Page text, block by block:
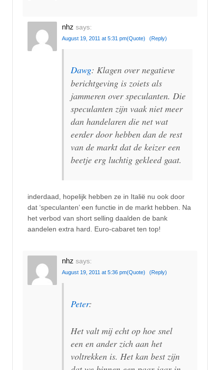
nhz says:
August 19, 2011 at 5:31 pm(Quote) (Reply)
Dawg: Klagen over negatieve
berichtgeving is zoiets als
jammeren over speculanten. Die
speculanten zijn vaak niet meer
dan handelaren die net wat
eerder door hebben dan de rest
van de markt dat de keizer een
beetje erg luchtig gekleed gaat.
inderdaad, hopelijk hebben ze in Italië nu ook door
dat ‘speculanten’ een functie in de markt hebben. Na
het verbod van short selling daalden de bank
aandelen extra hard. Euro-cabaret ten top!
nhz says:
August 19, 2011 at 5:36 pm(Quote) (Reply)
Peter:
Het valt mij echt op hoe snel
een en ander zich aan het
voltrekken is. Het kan best zijn